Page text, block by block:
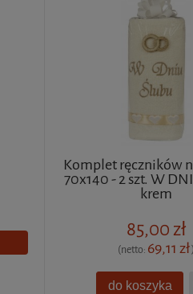
Komplet ręczników
70x140 - 2 szt. W
krem
85,00 zł
(netto: 69,11 zł)
do koszyka